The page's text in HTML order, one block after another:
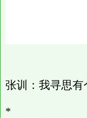
张训：我寻思
*